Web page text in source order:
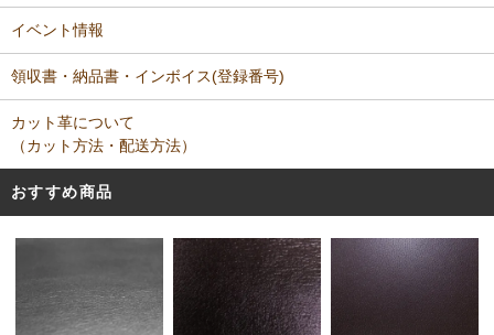
イベント情報
領収書・納品書・インボイス(登録番号)
カット革について
（カット方法・配送方法）
おすすめ商品